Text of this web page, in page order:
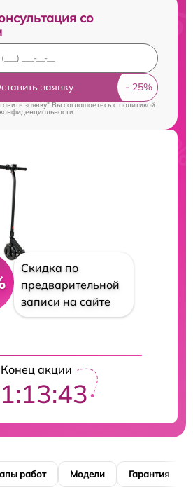
со
заявку
заявку" Вы соглашаетесь cполитикой
конфиденциальности
Скидка по
предварительной
записи на сайте
Конец акции
работ Модели Гарантия